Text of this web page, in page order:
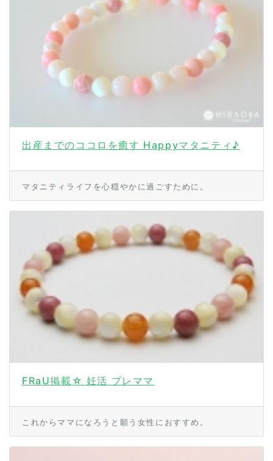
出産までのココロを癒す Happyマタニティ♪
マタニティライフを心穏やかに過ごすために。
FRaU掲載☆ 妊活 プレママ
これからママになろうと願う女性におすすめ。